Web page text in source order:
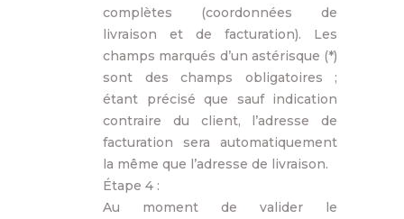
complètes (coordonnées de
livraison et de facturation). Les
champs marqués d’un astérisque (*)
sont des champs obligatoires ;
étant précisé que sauf indication
contraire du client, l’adresse de
facturation sera automatiquement
la même que l’adresse de livraison.
Étape 4 :
Au moment de valider le